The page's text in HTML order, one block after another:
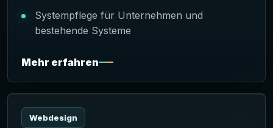
Systempflege für Unternehmen und
bestehende Systeme
Mehr erfahren
Webdesign